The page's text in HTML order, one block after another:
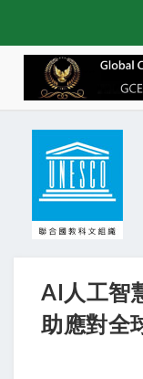
AI人工智
助應對全